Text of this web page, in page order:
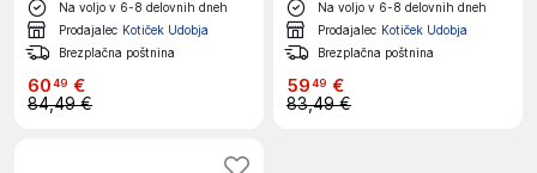
Na voljo v 6-8 delovnih dneh
Prodajalec Kotiček Udobja
Brezplačna poštnina
6049 €
84,49 €
Na voljo v 6-8 delovnih dneh
Prodajalec Kotiček Udobja
Brezplačna poštnina
5949 €
83,49 €